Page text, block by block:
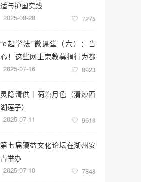
适与护国实践
2025-08-28 7275
“e起学法”微课堂（六）：当
心！这些网上宗教募捐行为都
是违法的
2025-07-16 8923
灵隐清供｜​荷塘月色（清炒西
湖莲子）
2025-07-11 9618
第七届蕅益文化论坛在湖州安
吉举办
2025-07-10 7848